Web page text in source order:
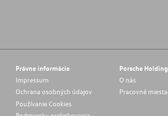
Právne informácie
Impressum
Ochrana osobných údajov
Používanie Cookies
Porsche Holding
O nás
Pracovné miesta